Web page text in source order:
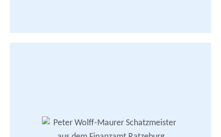
Zusammenarbeit mit den DSTG-Ortsverbänden
Geschäftsführung